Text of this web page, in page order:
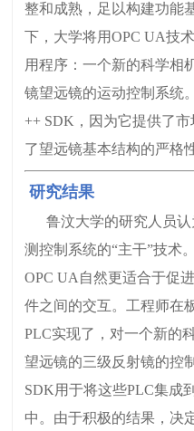
整和成熟，足以构建功能
下，大学将用OPC UA技
用程序：一个新的科学相
镜望远镜的运动控制系统
++ SDK，因为它提供了
了望远镜基本结构的严格
研究结果
鲁汶大学的研究人员认
测控制系统的“主干”技术
OPC UA自然更适合于促
件之间的交互。工程师在
PLC实现了，对一个新的
望远镜的三级反射镜的控
SDK用于将这些PLC集成
中。由于积极的结果，决